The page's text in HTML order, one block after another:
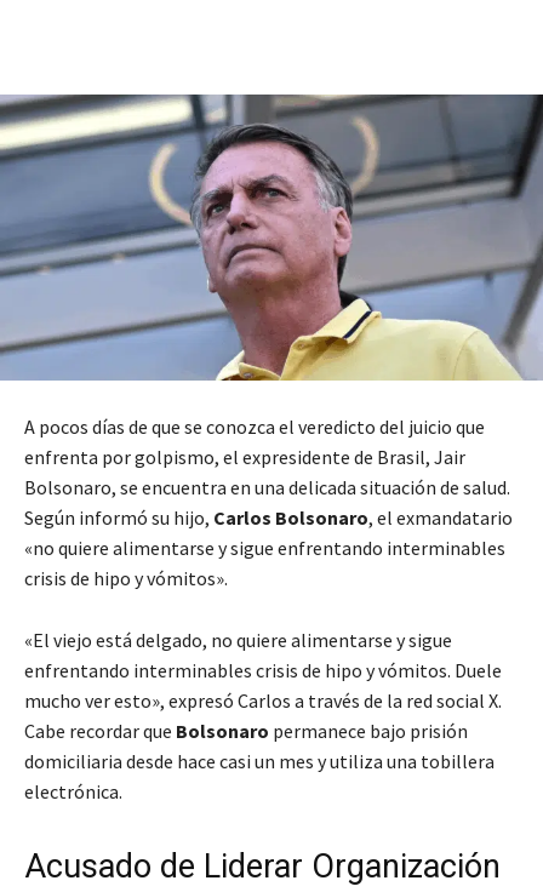
A pocos días de que se conozca el veredicto del juicio que
enfrenta por golpismo, el expresidente de Brasil, Jair
Bolsonaro, se encuentra en una delicada situación de salud.
Según informó su hijo, Carlos Bolsonaro, el exmandatario
«no quiere alimentarse y sigue enfrentando interminables
crisis de hipo y vómitos».
«El viejo está delgado, no quiere alimentarse y sigue
enfrentando interminables crisis de hipo y vómitos. Duele
mucho ver esto», expresó Carlos a través de la red social X.
Cabe recordar que Bolsonaro permanece bajo prisión
domiciliaria desde hace casi un mes y utiliza una tobillera
electrónica.
Acusado de Liderar Organización